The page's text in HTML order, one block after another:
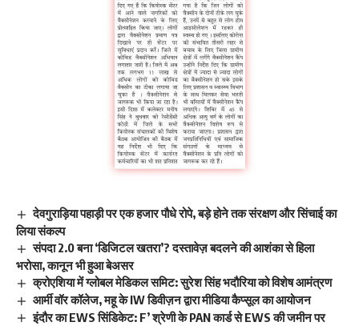
देवगुराड़िया पहाड़ी पर एक हजार पौधे रोपे, बड़े होने तक संरक्षण और सिंचाई का
लिया संकल्प
संपदा 2.0 बना ‘डिजिटल खतरा’? दस्तावेज़ बदलने की आशंका से हिला
भरोसा, कानून भी हुआ बेअसर
क्रोएशिया में ग्लोबल मेडिकल समिट: सुरेश सिंह भदौरिया को विशेष आमंत्रण
आर्मी वॉर कॉलेज, महू के IW डिवीज़न द्वारा मीडिया कैप्सूल का आयोजन
इंदौर का EWS सिंडिकेट: F’ श्रेणी के PAN कार्ड से EWS की जमीन पर